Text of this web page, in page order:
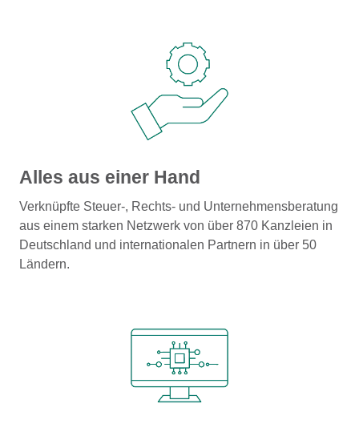
Alles aus einer Hand
Verknüpfte Steuer-, Rechts- und Unternehmensberatung
aus einem starken Netzwerk von über 870 Kanzleien in
Deutschland und internationalen Partnern in über 50
Ländern.